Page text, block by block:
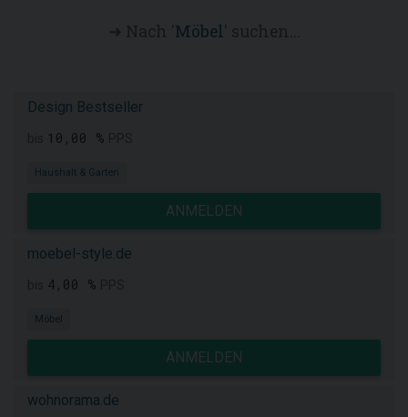
Möbel
Design Bestseller
10,00 %
Haushalt & Garten
ANMELDEN
moebel-style.de
4,00 %
Möbel
ANMELDEN
wohnorama.de